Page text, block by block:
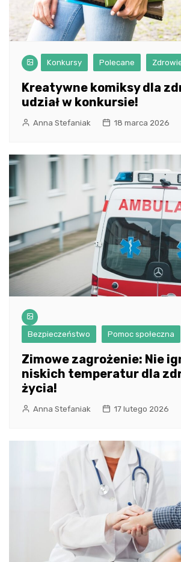
Konkursy Polecane
Kreatywne komiksy dla
udział w konkursie!
Anna Stefaniak 18 marca 2026
Bezpieczeństwo Pomoc społeczna
Zimowe zagrożenie: Nie
niskich temperatur dla
życia!
Anna Stefaniak 17 lutego 2026